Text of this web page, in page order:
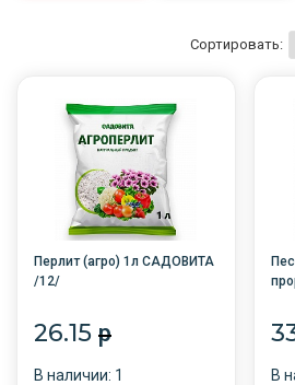
Сортировать:
Перлит (агро) 1л САДОВИТА
/12/
26.15 p
В наличии: 1 В